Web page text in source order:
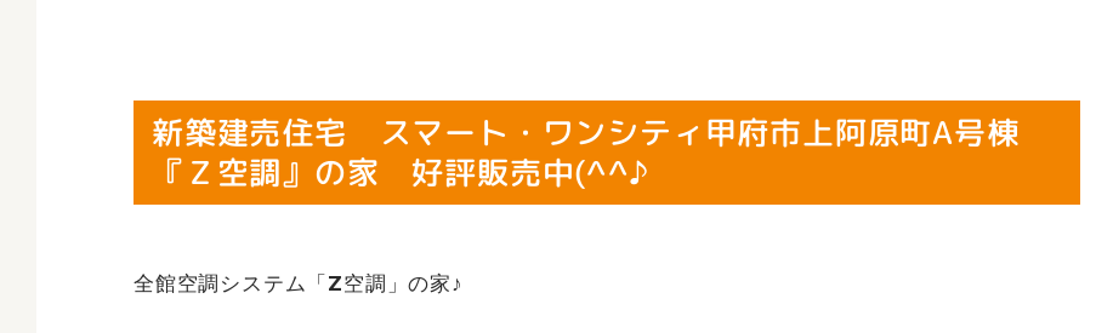
新築建売住宅 スマート・ワンシティ甲府市上阿原町A号棟
『Ｚ空調』の家 好評販売中(^^♪
全館空調システム「Z空調」の家♪